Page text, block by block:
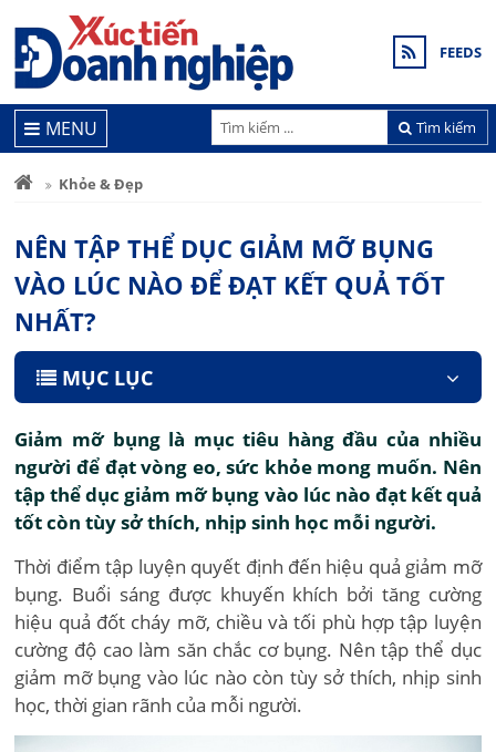
FEEDS
Tìm kiếm
MENU
Khỏe & Đẹp
NÊN TẬP THỂ DỤC GIẢM MỠ BỤNG
VÀO LÚC NÀO ĐỂ ĐẠT KẾT QUẢ TỐT
NHẤT?
MỤC LỤC
Giảm mỡ bụng là mục tiêu hàng đầu của nhiều
người để đạt vòng eo, sức khỏe mong muốn. Nên
tập thể dục giảm mỡ bụng vào lúc nào đạt kết quả
tốt còn tùy sở thích, nhịp sinh học mỗi người.
Thời điểm tập luyện quyết định đến hiệu quả giảm mỡ
bụng. Buổi sáng được khuyến khích bởi tăng cường
hiệu quả đốt cháy mỡ, chiều và tối phù hợp tập luyện
cường độ cao làm săn chắc cơ bụng. Nên tập thể dục
giảm mỡ bụng vào lúc nào còn tùy sở thích, nhịp sinh
học, thời gian rãnh của mỗi người.